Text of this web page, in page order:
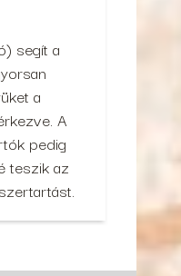
segít a
a
A
pedig
teszik az